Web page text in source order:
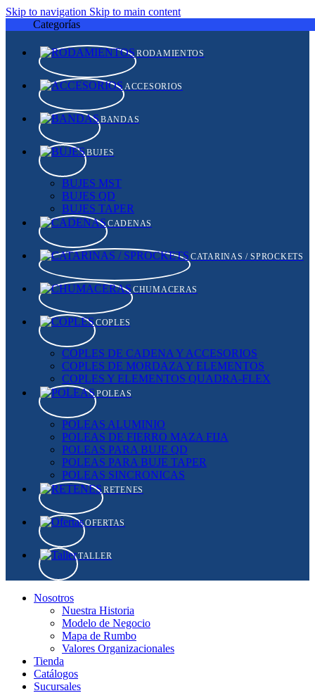
Skip to navigation Skip to main content
Categorías
RODAMIENTOS
ACCESORIOS
BANDAS
BUJES
BUJES MST
BUJES QD
BUJES TAPER
CADENAS
CATARINAS / SPROCKETS
CHUMACERAS
COPLES
COPLES DE CADENA Y ACCESORIOS
COPLES DE MORDAZA Y ELEMENTOS
COPLES Y ELEMENTOS QUADRA-FLEX
POLEAS
POLEAS ALUMINIO
POLEAS DE FIERRO MAZA FIJA
POLEAS PARA BUJE QD
POLEAS PARA BUJE TAPER
POLEAS SINCRONICAS
RETENES
OFERTAS
TALLER
Nosotros
Nuestra Historia
Modelo de Negocio
Mapa de Rumbo
Valores Organizacionales
Tienda
Catálogos
Sucursales